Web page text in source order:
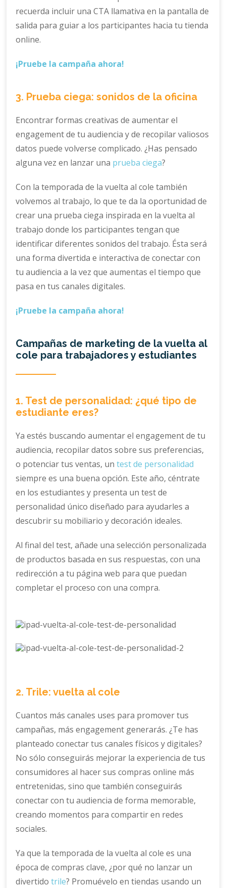
recuerda incluir una CTA llamativa en la pantalla de
salida para guiar a los participantes hacia tu tienda
online.
¡Pruebe la campaña ahora!
3. Prueba ciega: sonidos de la oficina
Encontrar formas creativas de aumentar el
engagement de tu audiencia y de recopilar valiosos
datos puede volverse complicado. ¿Has pensado
alguna vez en lanzar una prueba ciega?
Con la temporada de la vuelta al cole también
volvemos al trabajo, lo que te da la oportunidad de
crear una prueba ciega inspirada en la vuelta al
trabajo donde los participantes tengan que
identificar diferentes sonidos del trabajo. Ésta será
una forma divertida e interactiva de conectar con
tu audiencia a la vez que aumentas el tiempo que
pasa en tus canales digitales.
¡Pruebe la campaña ahora!
Campañas de marketing de la vuelta al
cole para trabajadores y estudiantes
1. Test de personalidad: ¿qué tipo de
estudiante eres?
Ya estés buscando aumentar el engagement de tu
audiencia, recopilar datos sobre sus preferencias,
o potenciar tus ventas, untest de personalidad
siempre es una buena opción. Este año, céntrate
en los estudiantes y presenta un test de
personalidad único diseñado para ayudarles a
descubrir su mobiliario y decoración ideales.
Al final del test, añade una selección personalizada
de productos basada en sus respuestas, con una
redirección a tu página web para que puedan
completar el proceso con una compra.
2. Trile: vuelta al cole
Cuantos más canales uses para promover tus
campañas, más engagement generarás. ¿Te has
planteado conectar tus canales físicos y digitales?
No sólo conseguirás mejorar la experiencia de tus
consumidores al hacer sus compras online más
entretenidas, sino que también conseguirás
conectar con tu audiencia de forma memorable,
creando momentos para compartir en redes
sociales.
Ya que la temporada de la vuelta al cole es una
época de compras clave, ¿por qué no lanzar un
divertidotrile? Promuévelo en tiendas usando un